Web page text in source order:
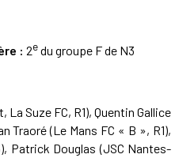
: 2edu groupe F de N3
La Suze FC, R1), Quentin Gallice
Traoré (Le Mans FC « B », R1),
Patrick Douglas (JSC Nantes-